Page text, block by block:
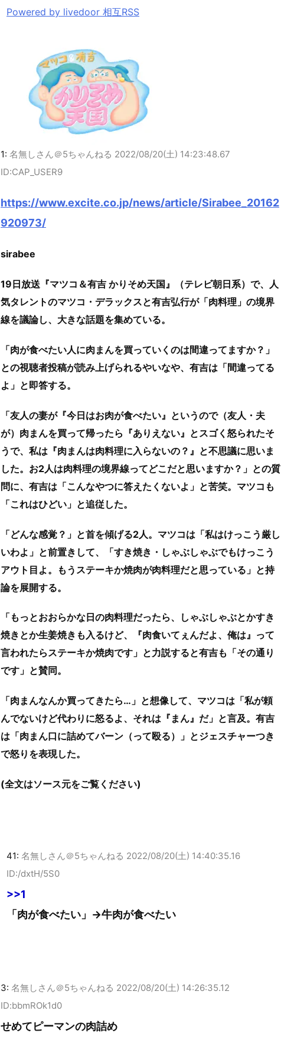
Powered by livedoor 相互RSS
1: 名無しさん＠5ちゃんねる 2022/08/20(土) 14:23:48.67
ID:CAP_USER9
https://www.excite.co.jp/news/article/Sirabee_20162
920973/
sirabee
19日放送『マツコ＆有吉 かりそめ天国』（テレビ朝日系）で、人
気タレントのマツコ・デラックスと有吉弘行が「肉料理」の境界
線を議論し、大きな話題を集めている。
「肉が食べたい人に肉まんを買っていくのは間違ってますか？」
との視聴者投稿が読み上げられるやいなや、有吉は「間違ってる
よ」と即答する。
「友人の妻が『今日はお肉が食べたい』というので（友人・夫
が）肉まんを買って帰ったら『ありえない』とスゴく怒られたそ
うで、私は『肉まんは肉料理に入らないの？』と不思議に思いま
した。お2人は肉料理の境界線ってどこだと思いますか？」との質
問に、有吉は「こんなやつに答えたくないよ」と苦笑。マツコも
「これはひどい」と追従した。
「どんな感覚？」と首を傾げる2人。マツコは「私はけっこう厳し
いわよ」と前置きして、「すき焼き・しゃぶしゃぶでもけっこう
アウト目よ。もうステーキか焼肉が肉料理だと思っている」と持
論を展開する。
「もっとおおらかな日の肉料理だったら、しゃぶしゃぶとかすき
焼きとか生姜焼きも入るけど、『肉食いてぇんだよ、俺は』って
言われたらステーキか焼肉です」と力説すると有吉も「その通り
です」と賛同。
「肉まんなんか買ってきたら…」と想像して、マツコは「私が頼
んでないけど代わりに怒るよ、それは『まん』だ」と言及。有吉
は「肉まん口に詰めてバーン（って殴る）」とジェスチャーつき
で怒りを表現した。
(全文はソース元をご覧ください)
41: 名無しさん＠5ちゃんねる 2022/08/20(土) 14:40:35.16
ID:/dxtH/5S0
>>1
「肉が食べたい」→牛肉が食べたい
3: 名無しさん＠5ちゃんねる 2022/08/20(土) 14:26:35.12
ID:bbmROk1d0
せめてピーマンの肉詰め